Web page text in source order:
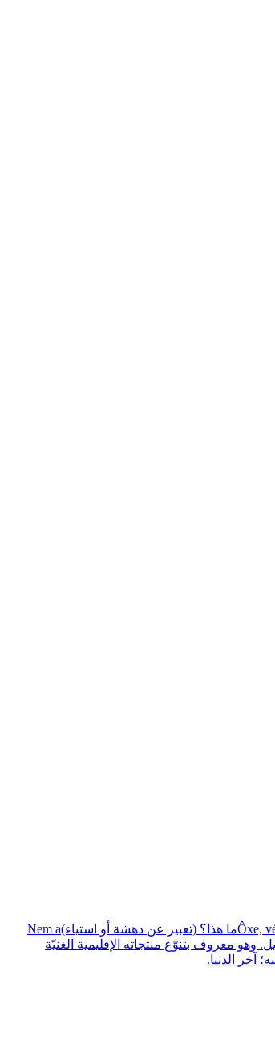
Ôxe,ما هذا؟ (تعبير عن دهشة أو استياء)Nem a
وهو معروف بتنوّع منتجاته الإقليمية الغنيّة
آخر الدنيا.